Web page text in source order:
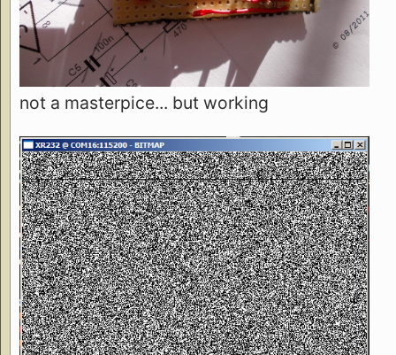
not a masterpice... but working